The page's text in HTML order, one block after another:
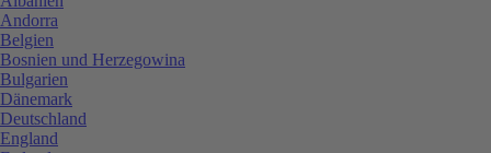
Andorra
Belgien
Bosnien und Herzegowina
Bulgarien
Dänemark
Deutschland
England